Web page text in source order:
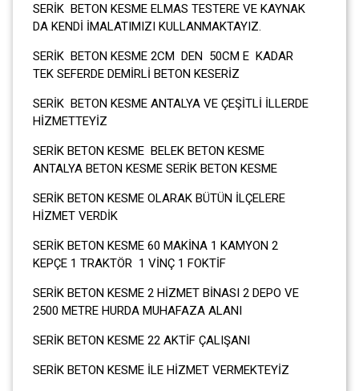
SERİK BETON KESME ELMAS TESTERE VE KAYNAK
DA KENDİ İMALATIMIZI KULLANMAKTAYIZ.
SERİK BETON KESME 2CM DEN 50CM E KADAR
TEK SEFERDE DEMİRLİ BETON KESERİZ
SERİK BETON KESME ANTALYA VE ÇEŞİTLİ İLLERDE
HİZMETTEYİZ
SERİK BETON KESME BELEK BETON KESME
ANTALYA BETON KESME SERİK BETON KESME
SERİK BETON KESME OLARAK BÜTÜN İLÇELERE
HİZMET VERDİK
SERİK BETON KESME 60 MAKİNA 1 KAMYON 2
KEPÇE 1 TRAKTÖR 1 VİNÇ 1 FOKTİF
SERİK BETON KESME 2 HİZMET BİNASI 2 DEPO VE
2500 METRE HURDA MUHAFAZA ALANI
SERİK BETON KESME 22 AKTİF ÇALIŞANI
SERİK BETON KESME İLE HİZMET VERMEKTEYİZ